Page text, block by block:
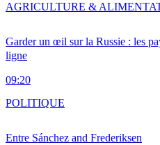
Garder un œil sur la Russie : les
ligne
09:20
AGRICULTURE &
Entre Sánchez and Frederiksen
POLITIQUE